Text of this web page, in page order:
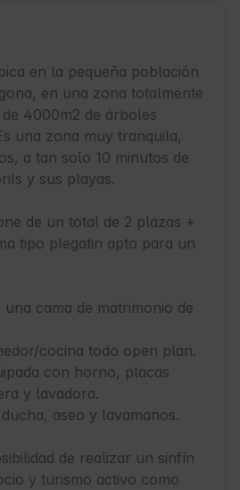
en la pequeña población
en una zona totalmente
4000m2 de árboles
una zona muy tranquila,
a tan solo 10 minutos de
y sus playas.
de un total de 2 plazas +
tipo plegatin apto para un
cama de matrimonio de
cocina todo open plan.
con horno, placas
y lavadora.
aseo y lavamanos.
de realizar un sinfín
y turismo activo como